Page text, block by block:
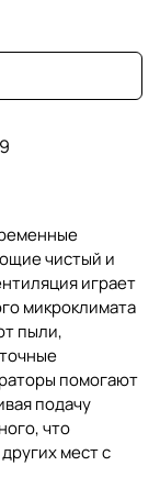
чистый и
играет
микроклимата
пыли,
помогают
подачу
что
мест с